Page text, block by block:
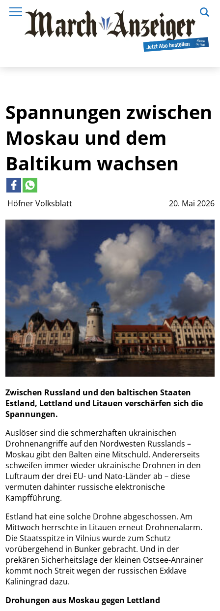
Höfner Volksblatt 20. Mai 2026
Spannungen zwischen
Moskau und dem
Baltikum wachsen
Zwischen Russland und den baltischen Staaten
Estland, Lettland und Litauen verschärfen sich die
Spannungen.
Auslöser sind die schmerzhaften ukrainischen
Drohnenangriffe auf den Nordwesten Russlands –
Moskau gibt den Balten eine Mitschuld. Andererseits
schweifen immer wieder ukrainische Drohnen in den
Luftraum der drei EU- und Nato-Länder ab – diese
vermuten dahinter russische elektronische
Kampfführung.
Estland hat eine solche Drohne abgeschossen. Am
Mittwoch herrschte in Litauen erneut Drohnenalarm.
Die Staatsspitze in Vilnius wurde zum Schutz
vorübergehend in Bunker gebracht. Und in der
prekären Sicherheitslage der kleinen Ostsee-Anrainer
kommt noch Streit wegen der russischen Exklave
Kaliningrad dazu.
Drohungen aus Moskau gegen Lettland